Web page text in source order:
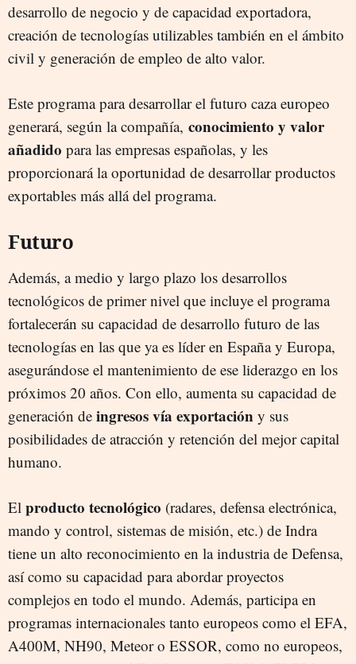
desarrollo de negocio y de capacidad exportadora,
creación de tecnologías utilizables también en el ámbito
civil y generación de empleo de alto valor.
Este programa para desarrollar el futuro caza europeo
generará, según la compañía, conocimiento y valor
añadido para las empresas españolas, y les
proporcionará la oportunidad de desarrollar productos
exportables más allá del programa.
Futuro
Además, a medio y largo plazo los desarrollos
tecnológicos de primer nivel que incluye el programa
fortalecerán su capacidad de desarrollo futuro de las
tecnologías en las que ya es líder en España y Europa,
asegurándose el mantenimiento de ese liderazgo en los
próximos 20 años. Con ello, aumenta su capacidad de
generación de ingresos vía exportación y sus
posibilidades de atracción y retención del mejor capital
humano.
El producto tecnológico (radares, defensa electrónica,
mando y control, sistemas de misión, etc.) de Indra
tiene un alto reconocimiento en la industria de Defensa,
así como su capacidad para abordar proyectos
complejos en todo el mundo. Además, participa en
programas internacionales tanto europeos como el EFA,
A400M, NH90, Meteor o ESSOR, como no europeos,